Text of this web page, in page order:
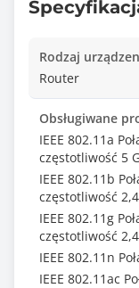
Rodzaj
Router
Obsługiwane
IEEE 802.11a
częstotliwość 5
IEEE 802.11b
częstotliwość
IEEE 802.11g
częstotliwość
IEEE 802.11n
IEEE 802.11ac